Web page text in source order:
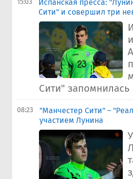
15:03
Испанская пресса:
Сити" и совершил три
Сити"
08:23
"Манчестер Сити" –
участием Лунина